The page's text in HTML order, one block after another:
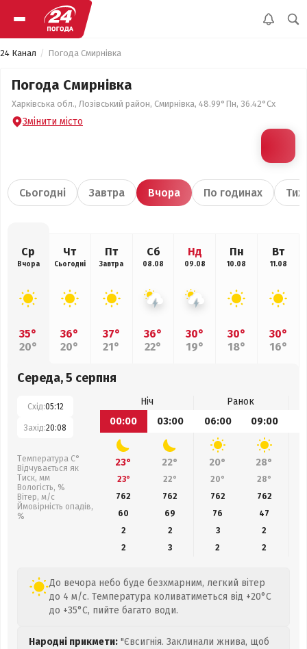
24 Канал Погода Смирнівка
Погода Смирнівка
Харківська обл., Лозівський район, Смирнівка, 48.99°Пн, 36.42°Сх
Змінити місто
Сьогодні Завтра Вчора По годинах
Ср
Вчора
35°
20°
Чт
Сьогодні
36°
20°
Пт
Завтра
37°
21°
Сб
08.08
36°
22°
Нд
09.08
30°
19°
Пн
10.08
30°
18°
Вт
11.08
30°
16°
Середа, 5 серпня
Схід:05:12
Захід:20:08
Температура С°
Відчувається як
Тиск, мм
Вологість, %
Вітер, м/с
Ймовірність опадів,
%
Ніч
Ранок
00:00
03:00 06:00 09:00
23° 22° 20° 28°
23° 22° 20° 28°
762
762 762 762
60
69 76 47
2
2 3
2
2
3 2 2
До вечора небо буде безхмарним, легкий вітер
до 4 м/с. Температура коливатиметься від +20°C
до +35°C, пийте багато води.
Народні прикмети: "Євсигнія. Заклинали жнива, щоб